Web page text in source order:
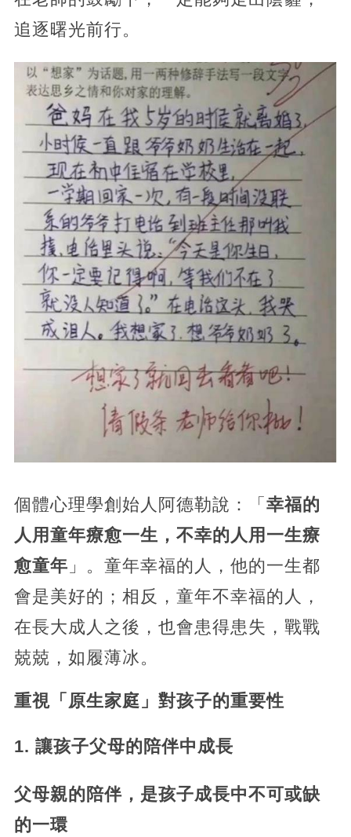
追逐曙光前行。
個體心理學創始人阿德勒說：「 幸福的
人用童年療愈一生，不幸的人用一生療
愈童年 」。童年幸福的人，他的一生都
會是美好的；相反，童年不幸福的人，
在長大成人之後，也會患得患失，戰戰
兢兢，如履薄冰。
重視「原生家庭」對孩子的重要性
1. 讓孩子父母的陪伴中成長
父母親的陪伴，是孩子成長中不可或缺
的一環